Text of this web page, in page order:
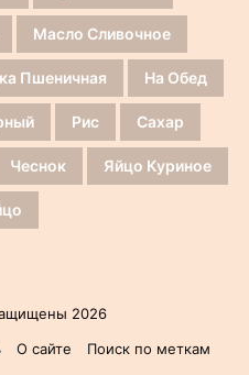
Масло Сливочное
Пшеничная На Обед
Рис Сахар
Чеснок Яйцо Куриное
2026
О сайте Поиск по меткам